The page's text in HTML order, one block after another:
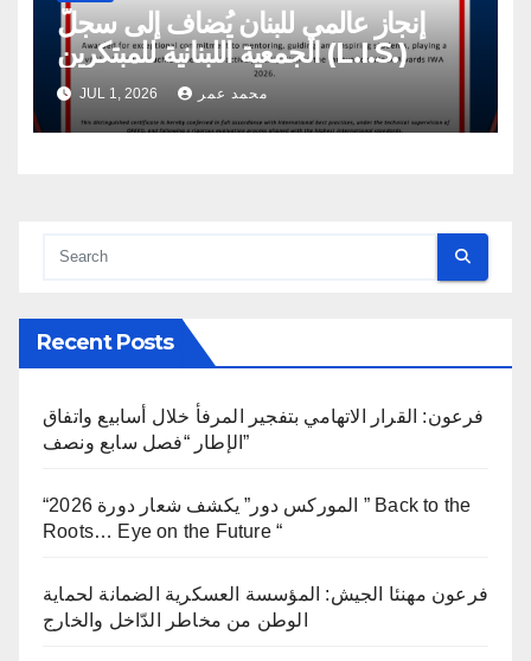
إنجاز عالمي للبنان يُضاف إلى سجلّ
الجمعية اللبنانية للمبتكرين (L.I.S.)
JUL 1, 2026 محمد عمر
Recent Posts
فرعون: القرار الاتهامي بتفجير المرفأ خلال أسابيع واتفاق
الإطار “فصل سابع ونصف”
“الموركس دور” يكشف شعار دورة 2026 ” Back to the
Roots… Eye on the Future “
فرعون مهنئا الجيش: المؤسسة العسكرية الضمانة لحماية
الوطن من مخاطر الدّاخل والخارج